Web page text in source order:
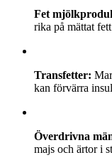
Fet
rika på mättat
Transfetter:
kan förvärra
Överdrivna
majs och ärtor i